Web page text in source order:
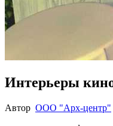
Интерьеры
Автор ООО "Арх-центр"